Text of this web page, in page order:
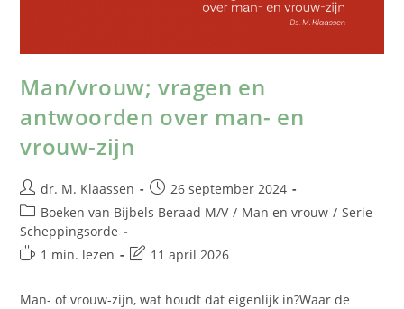
Man/vrouw; vragen en
antwoorden over man- en
vrouw-zijn
dr. M. Klaassen
26 september 2024
Boeken van Bijbels Beraad M/V / Man en vrouw / Serie
Scheppingsorde
1 min. lezen
11 april 2026
Man- of vrouw-zijn, wat houdt dat eigenlijk in?Waar de